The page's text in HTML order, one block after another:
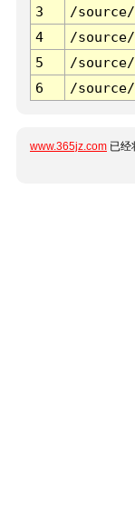
3 /
4
/
5
/
6
/
www.365jz.com 已经